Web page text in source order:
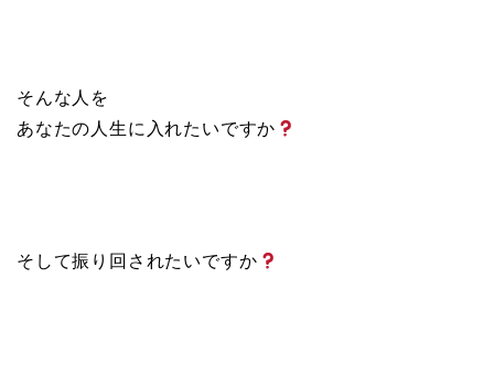
そんな人を
あなたの人生に入れたいですか
そして振り回されたいですか